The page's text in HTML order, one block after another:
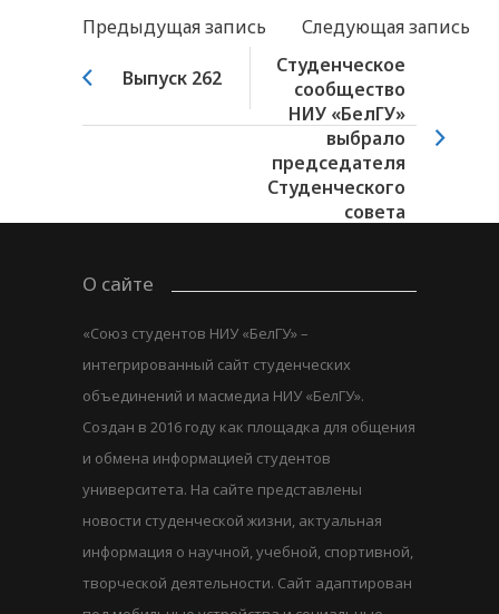
Предыдущая запись Следующая запись
Выпуск 262
Студенческое
сообщество
НИУ «БелГУ»
выбрало
председателя
Студенческого
совета
О сайте
«Союз студентов НИУ «БелГУ» –
интегрированный сайт студенческих
объединений и масмедиа НИУ «БелГУ».
Создан в 2016 году как площадка для общения
и обмена информацией студентов
университета. На сайте представлены
новости студенческой жизни, актуальная
информация о научной, учебной, спортивной,
творческой деятельности. Сайт адаптирован